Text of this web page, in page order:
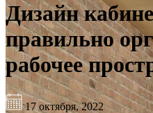
Дизайн
правильно
рабочее
17 октября, 2022